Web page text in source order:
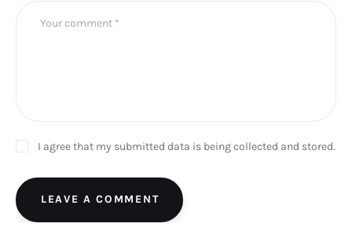
I agree that my submitted data is being collected and stored.
LEAVE A COMMENT